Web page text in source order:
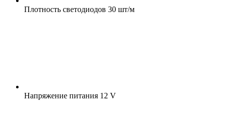
Плотность светодиодов 30 шт/м
Напряжение питания 12 V